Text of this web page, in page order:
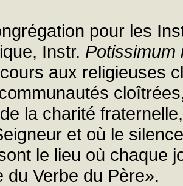
pour les
Instr. Potissimum
aux religieuses
la charité
et où le
le lieu où chaque
du Verbe du Père».